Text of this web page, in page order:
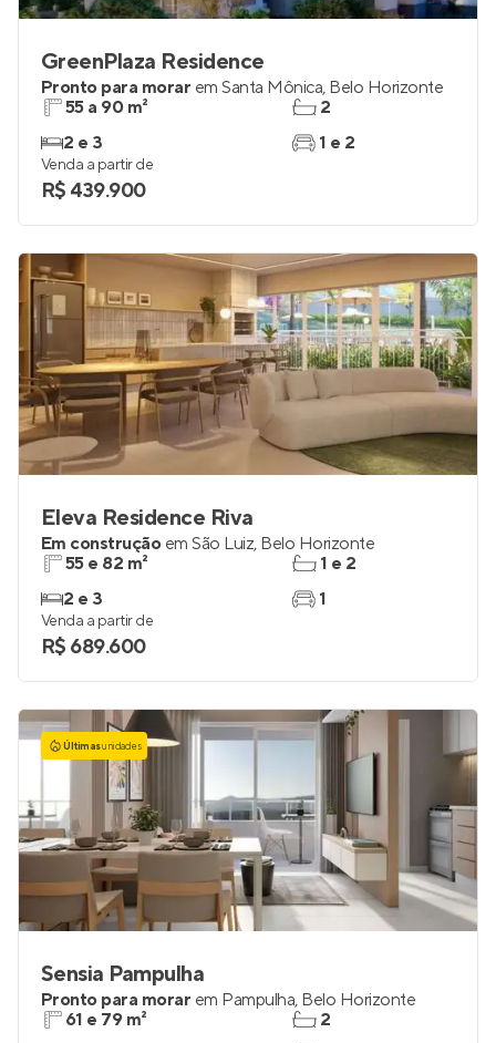
GreenPlaza Residence
Pronto para morar em Santa Mônica, Belo Horizonte
55 a 90 m²
2 e 3
2
1 e 2
Venda a partir de
R$ 439.900
Eleva Residence Riva
Em construção em São Luiz, Belo Horizonte
55 e 82 m²
2 e 3
1 e 2
1
Venda a partir de
R$ 689.600
Últimasunidades
Sensia Pampulha
Pronto para morar em Pampulha, Belo Horizonte
61 e 79 m²
2